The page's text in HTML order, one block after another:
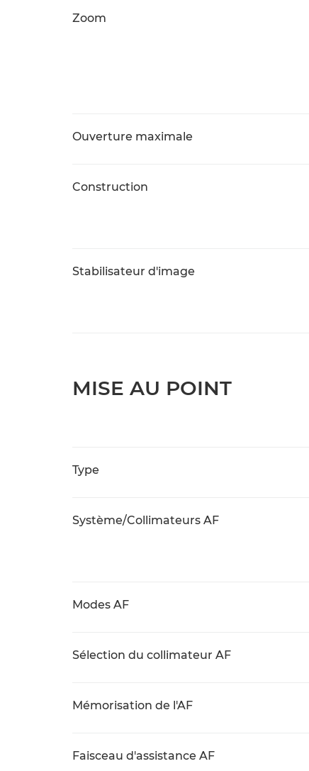
Zoom
Ouverture maximale
Construction
Stabilisateur d'image
MISE AU POINT
Type
Système/Collimateurs AF
Modes AF
Sélection du collimateur AF
Mémorisation de l'AF
Faisceau d'assistance AF